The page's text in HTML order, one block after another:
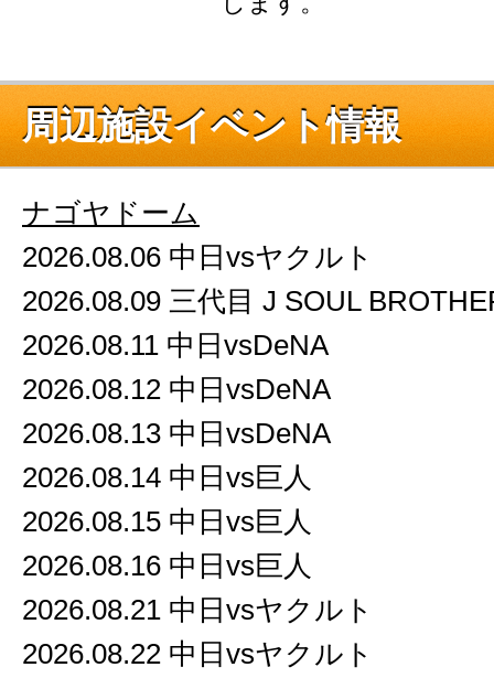
周辺施設イベント情報
ナゴヤドーム
2026.08.06 中日vsヤクルト
2026.08.09 三代目 J SOUL
2026.08.11 中日vsDeNA
2026.08.12 中日vsDeNA
2026.08.13 中日vsDeNA
2026.08.14 中日vs巨人
2026.08.15 中日vs巨人
2026.08.16 中日vs巨人
2026.08.21 中日vsヤクルト
2026.08.22 中日vsヤクルト